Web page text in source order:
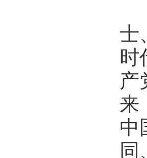
士
时
产
来
中
同